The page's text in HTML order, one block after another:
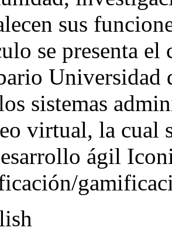
sus
se presenta el
Universidad
sistemas
virtual, la cual
ágil